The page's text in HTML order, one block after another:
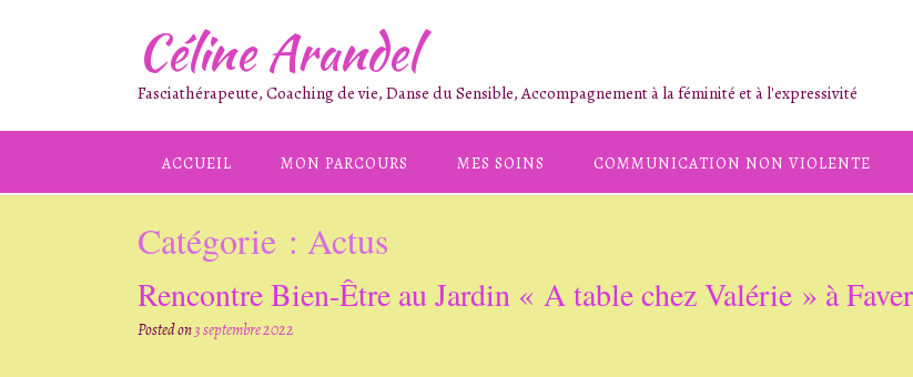
Céline Arandel
Fasciathérapeute, Coaching de vie, Danse du Sensible, Accompagnement à la féminité et à l'expressivité
ACCUEIL MON PARCOURS MES SOINS COMMUNICATION NON VIOLENTE
Catégorie : Actus
Rencontre Bien-Être au Jardin « A table chez Valérie » à
Posted on3 septembre 2022